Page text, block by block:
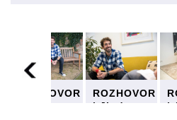
ROZHOVOR
ROZHOVOR
| Jindra
|